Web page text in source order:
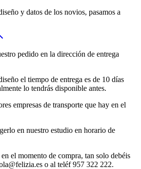
y datos de los novios, pasamos a
pedido en la dirección de entrega
el tiempo de entrega es de 10 días
lo tendrás disponible antes.
empresas de transporte que hay en el
en nuestro estudio en horario de
el momento de compra, tan solo debéis
o al teléf 957 322 222.